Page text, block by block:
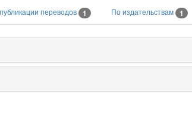
переводов 1 По издательствам 1